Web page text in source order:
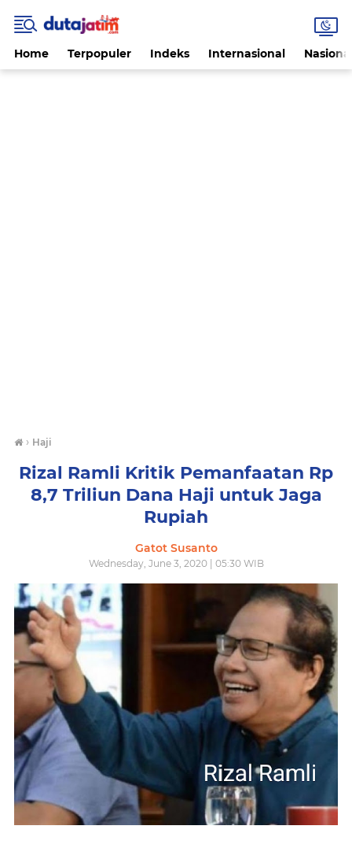
Home Terpopuler Indeks Internasional
› Haji
Rizal Ramli Kritik Pemanfaatan Rp
8,7 Triliun Dana Haji untuk Jaga
Rupiah
Gatot Susanto
Wednesday, June 3, 2020 | 05:30 WIB